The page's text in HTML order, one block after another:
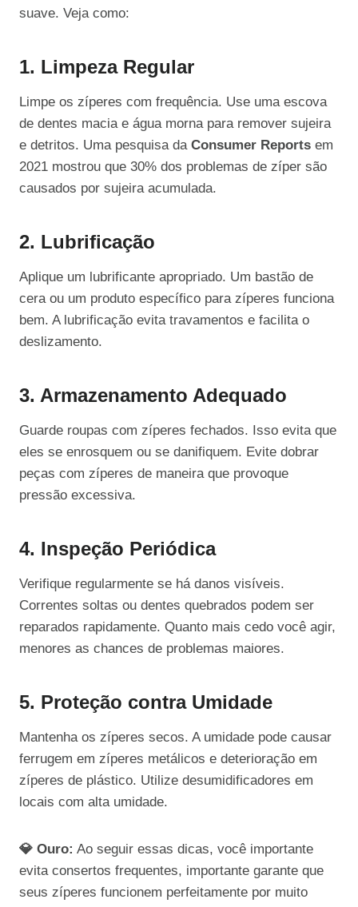
suave. Veja como:
1. Limpeza Regular
Limpe os zíperes com frequência. Use uma escova
de dentes macia e água morna para remover sujeira
e detritos. Uma pesquisa da Consumer Reports em
2021 mostrou que 30% dos problemas de zíper são
causados por sujeira acumulada.
2. Lubrificação
Aplique um lubrificante apropriado. Um bastão de
cera ou um produto específico para zíperes funciona
bem. A lubrificação evita travamentos e facilita o
deslizamento.
3. Armazenamento Adequado
Guarde roupas com zíperes fechados. Isso evita que
eles se enrosquem ou se danifiquem. Evite dobrar
peças com zíperes de maneira que provoque
pressão excessiva.
4. Inspeção Periódica
Verifique regularmente se há danos visíveis.
Correntes soltas ou dentes quebrados podem ser
reparados rapidamente. Quanto mais cedo você agir,
menores as chances de problemas maiores.
5. Proteção contra Umidade
Mantenha os zíperes secos. A umidade pode causar
ferrugem em zíperes metálicos e deterioração em
zíperes de plástico. Utilize desumidificadores em
locais com alta umidade.
💎 Ouro: Ao seguir essas dicas, você importante
evita consertos frequentes, importante garante que
seus zíperes funcionem perfeitamente por muito